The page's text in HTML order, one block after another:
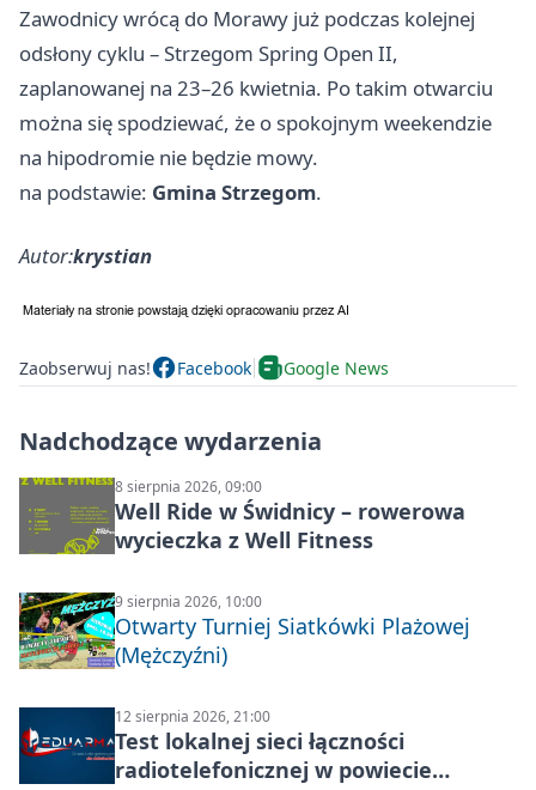
Zawodnicy wrócą do Morawy już podczas kolejnej
odsłony cyklu – Strzegom Spring Open II,
zaplanowanej na 23–26 kwietnia. Po takim otwarciu
można się spodziewać, że o spokojnym weekendzie
na hipodromie nie będzie mowy.
na podstawie: Gmina Strzegom.
Autor:krystian
Zaobserwuj nas! Facebook Google News
Nadchodzące wydarzenia
8 sierpnia 2026, 09:00
Well Ride w Świdnicy – rowerowa
wycieczka z Well Fitness
9 sierpnia 2026, 10:00
Otwarty Turniej Siatkówki Plażowej
(Mężczyźni)
12 sierpnia 2026, 21:00
Test lokalnej sieci łączności
radiotelefonicznej w powiecie